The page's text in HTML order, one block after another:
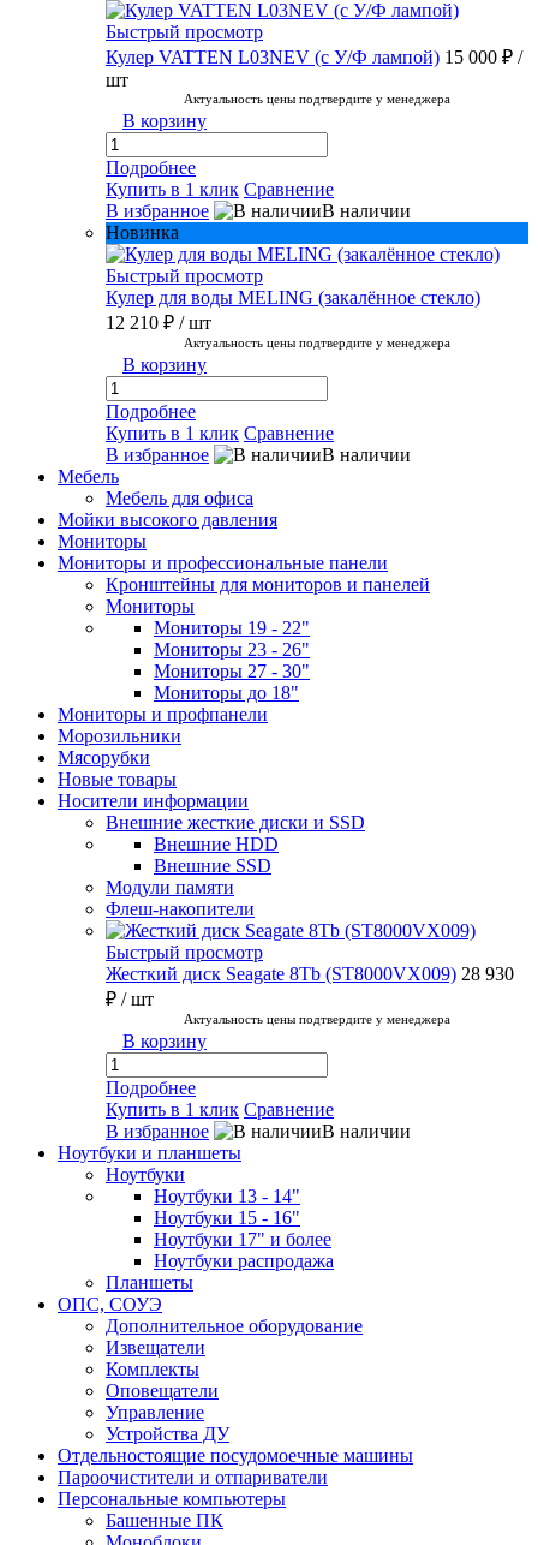
Быстрый просмотр
Кулер VATTEN L03NEV (с У/Ф лампой) 15 000 ₽ /
шт
Актуальность цены подтвердите у менеджера
В корзину
Подробнее
Купить в 1 клик Сравнение
В избранное
В наличии
Новинка
Быстрый просмотр
Кулер для воды MELING (закалённое стекло)
12 210 ₽ / шт
Актуальность цены подтвердите у менеджера
В корзину
Подробнее
Купить в 1 клик Сравнение
В избранное
В наличии
Мебель
Мебель для офиса
Мойки высокого давления
Мониторы
Мониторы и профессиональные панели
Кронштейны для мониторов и панелей
Мониторы
Мониторы 19 - 22"
Мониторы 23 - 26"
Мониторы 27 - 30"
Мониторы до 18"
Мониторы и профпанели
Морозильники
Мясорубки
Новые товары
Носители информации
Внешние жесткие диски и SSD
Внешние HDD
Внешние SSD
Модули памяти
Флеш-накопители
Быстрый просмотр
Жесткий диск Seagate 8Tb (ST8000VX009) 28 930
₽ / шт
Актуальность цены подтвердите у менеджера
В корзину
Подробнее
Купить в 1 клик Сравнение
В избранное
В наличии
Ноутбуки и планшеты
Ноутбуки
Ноутбуки 13 - 14"
Ноутбуки 15 - 16"
Ноутбуки 17" и более
Ноутбуки распродажа
Планшеты
ОПС, СОУЭ
Дополнительное оборудование
Извещатели
Комплекты
Оповещатели
Управление
Устройства ДУ
Отдельностоящие посудомоечные машины
Пароочистители и отпариватели
Персональные компьютеры
Башенные ПК